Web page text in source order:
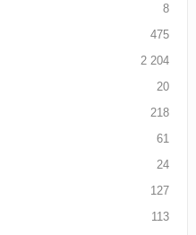
8
475
2 204
20
218
61
24
127
113